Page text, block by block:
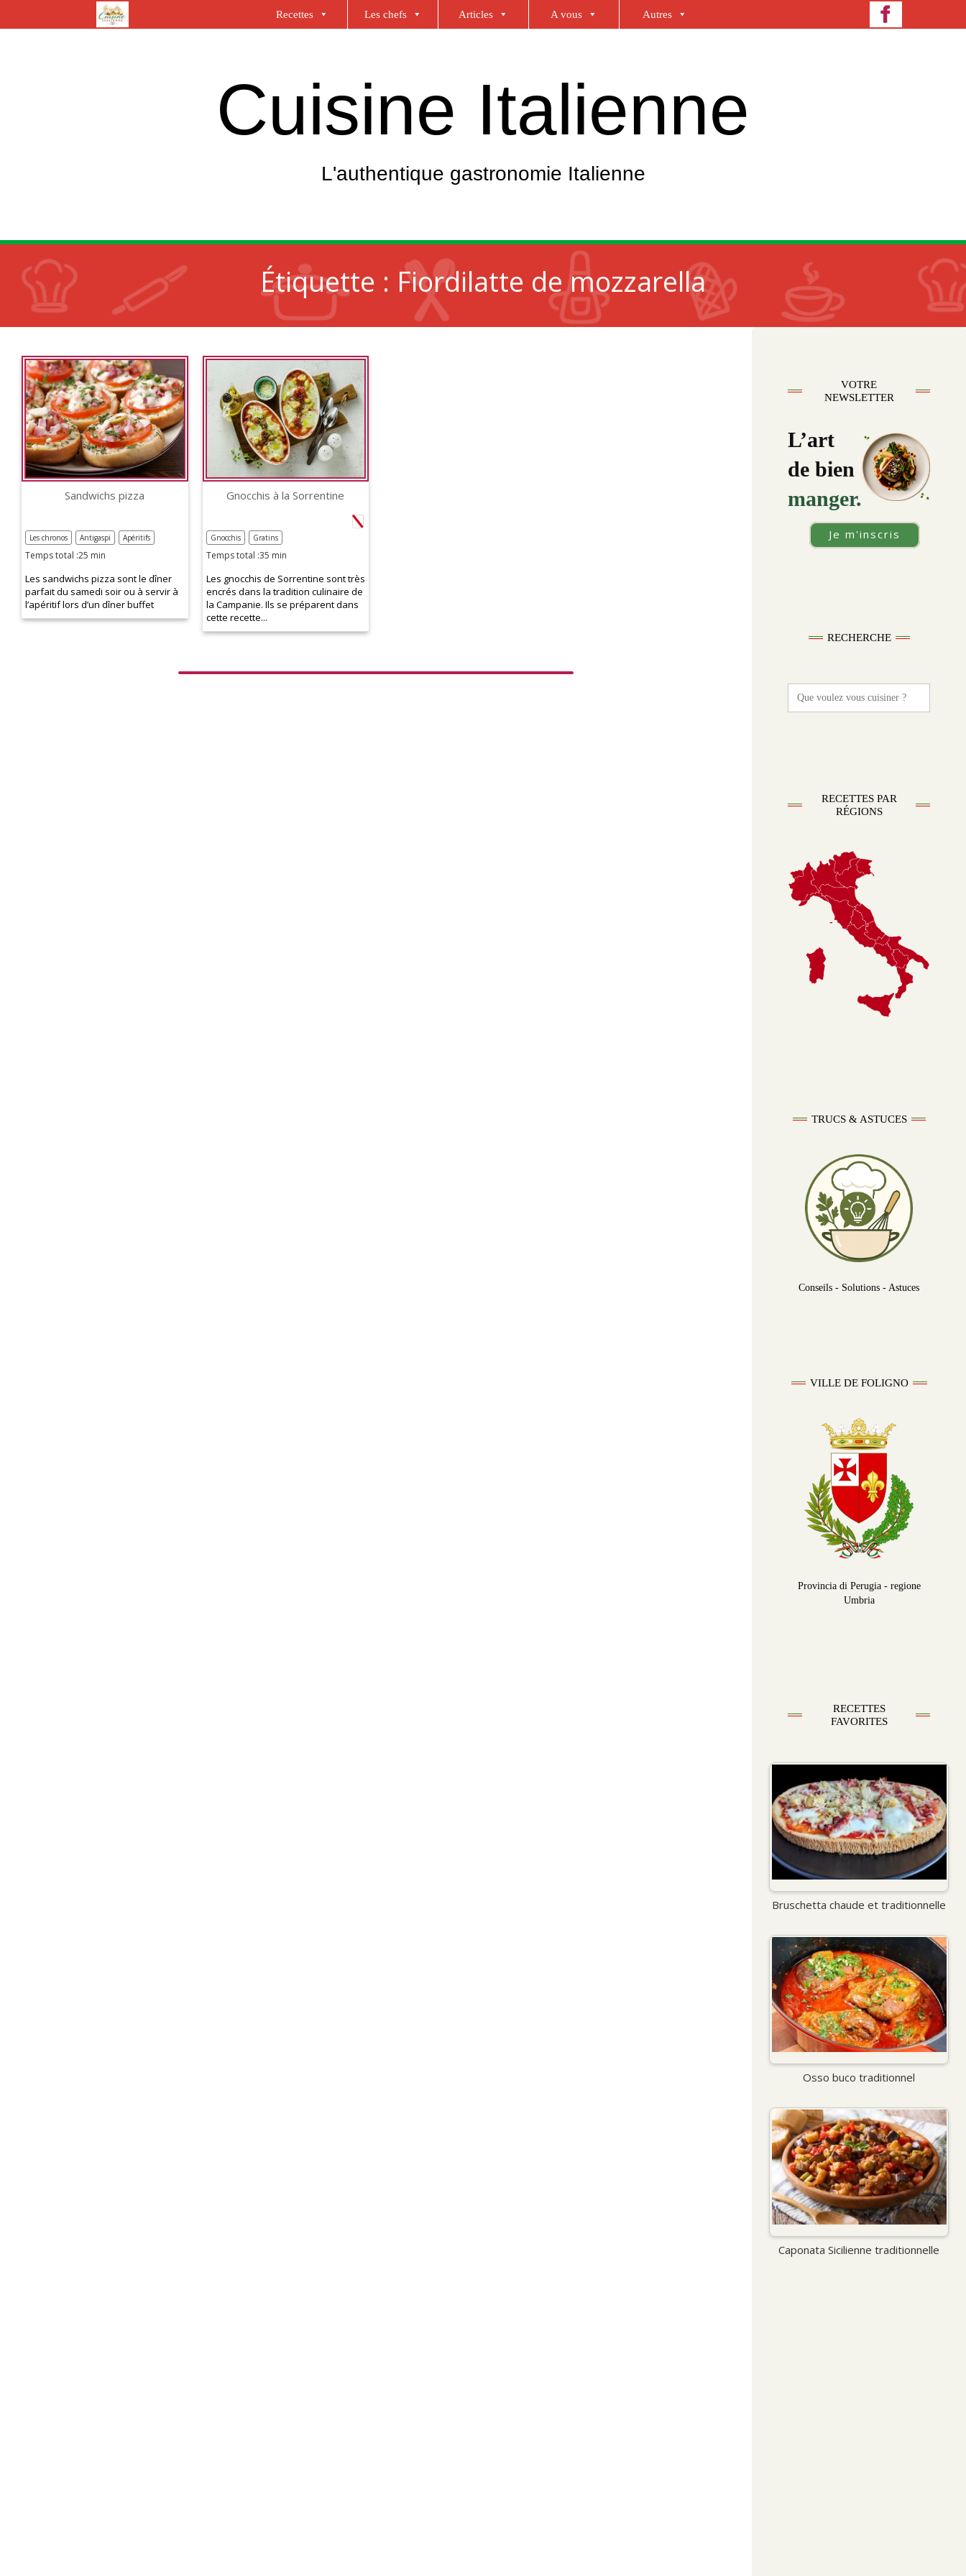
Recettes Les chefs Articles A vous Autres
Cuisine Italienne
L'authentique gastronomie Italienne
Étiquette : Fiordilatte de mozzarella
Sandwichs pizza
Temps total :25 min
Les chronos Antigaspi Apéritifs
Les sandwichs pizza sont le dîner
parfait du samedi soir ou à servir à
l’apéritif lors d’un dîner buffet
Gnocchis à la Sorrentine
Temps total :35 min
Gnocchis Gratins
Les gnocchis de Sorrentine sont très
encrés dans la tradition culinaire de
la Campanie. Ils se préparent dans
cette recette...
VOTRE
NEWSLETTER
L’art
de bien
manger.
Je m'inscris
RECHERCHE
Search
for:
RECETTES PAR
RÉGIONS
TRUCS & ASTUCES
Conseils - Solutions - Astuces
VILLE DE FOLIGNO
Provincia di Perugia - regione
Umbria
RECETTES
FAVORITES
Bruschetta chaude et traditionnelle
Osso buco traditionnel
Caponata Sicilienne traditionnelle